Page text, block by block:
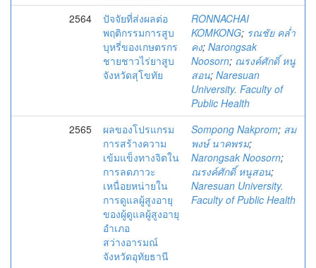
2564
ปัจจัยที่ส่งผลต่อ
พฤติกรรมการสูบ
บุหรี่ของเกษตรกร
ชายชาวไร่ยาสูบ
จังหวัดสุโขทัย
RONNACHAI
KOMKONG; รณชัย คล่ำ
คง; Narongsak
Noosorn; ณรงค์ศักดิ์ หนู
สอน; Naresuan
University. Faculty of
Public Health
2565
ผลของโปรแกรม
การสร้างความ
เข้มแข็งทางจิตใน
การลดภาวะ
เหนื่อยหน่ายใน
การดูแลผู้สูงอายุ
ของผู้ดูแลผู้สูงอายุ
อำเภอ
สว่างอารมณ์
จังหวัดอุทัยธานี
Sompong Nakprom; สม
พงษ์ นาคพรม;
Narongsak Noosorn;
ณรงค์ศักดิ์ หนูสอน;
Naresuan University.
Faculty of Public Health